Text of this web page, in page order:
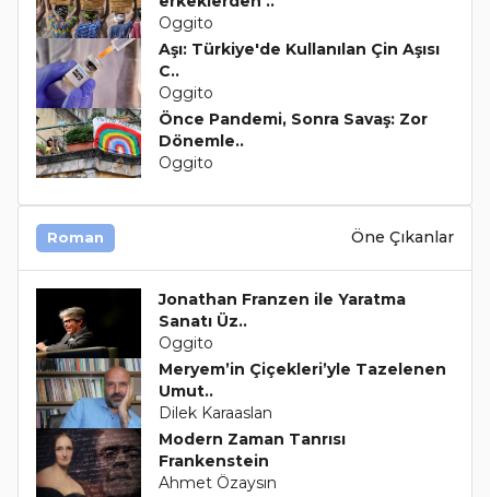
Oggito
Aşı: Türkiye'de Kullanılan Çin Aşısı
C..
Oggito
Önce Pandemi, Sonra Savaş: Zor
Dönemle..
Oggito
Roman Öne Çıkanlar
Jonathan Franzen ile Yaratma
Sanatı Üz..
Oggito
Meryem’in Çiçekleri’yle Tazelenen
Umut..
Dilek Karaaslan
Modern Zaman Tanrısı
Frankenstein
Ahmet Özaysın